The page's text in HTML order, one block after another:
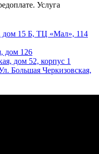
Услуга
дом 15 Б, ТЦ «Мал», 114
дом 126
дом 52, корпус 1
Большая Черкизовская,